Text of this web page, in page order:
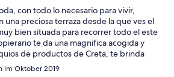
con todo lo necesario para vivir,
una preciosa terraza desde la que ves el
bien situada para recorrer todo el este
te da una magnifica acogida y
de productos de Creta, te brinda
y de la casa. Recomiendo esta casa, en
im Oktober 2019